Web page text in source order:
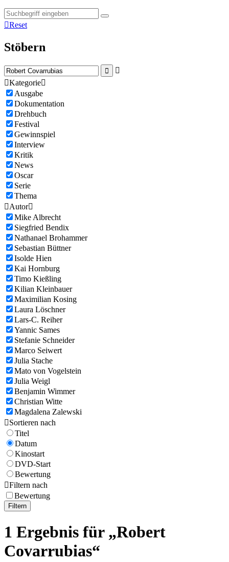
Reset
Stöbern


Kategorie
Ausgabe
Dokumentation
Drehbuch
Festival
Gewinnspiel
Interview
Kritik
News
Oscar
Serie
Thema
Autor
Mike Albrecht
Siegfried Bendix
Nathanael Brohammer
Sebastian Büttner
Isolde Hien
Kai Hornburg
Timo Kießling
Kilian Kleinbauer
Maximilian Kosing
Laura Löschner
Lars-C. Reiher
Yannic Sames
Stefanie Schneider
Marco Seiwert
Julia Stache
Mato von Vogelstein
Julia Weigl
Benjamin Wimmer
Christian Witte
Magdalena Zalewski
Sortieren nach
Titel
Datum
Kinostart
DVD-Start
Bewertung
Filtern nach
Bewertung
Filtern
1 Ergebnis für „Robert
Covarrubias“